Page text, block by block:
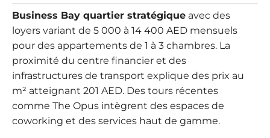
Business Bay quartier stratégique avec des
loyers variant de 5 000 à 14 400 AED mensuels
pour des appartements de 1 à 3 chambres. La
proximité du centre financier et des
infrastructures de transport explique des prix au
m² atteignant 201 AED. Des tours récentes
comme The Opus intègrent des espaces de
coworking et des services haut de gamme.